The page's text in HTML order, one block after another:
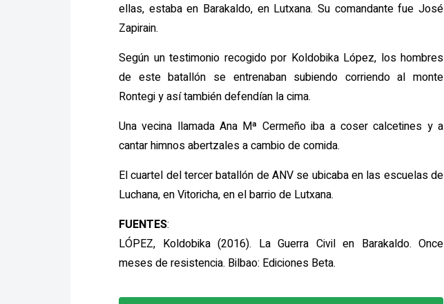
ellas, estaba en Barakaldo, en Lutxana. Su comandante fue José
Zapirain.
Según un testimonio recogido por Koldobika López, los hombres
de este batallón se entrenaban subiendo corriendo al monte
Rontegi y así también defendían la cima.
Una vecina llamada Ana Mª Cermeño iba a coser calcetines y a
cantar himnos abertzales a cambio de comida.
El cuartel del tercer batallón de ANV se ubicaba en las escuelas de
Luchana, en Vitoricha, en el barrio de Lutxana.
FUENTES:
LÓPEZ, Koldobika (2016). La Guerra Civil en Barakaldo. Once
meses de resistencia. Bilbao: Ediciones Beta.